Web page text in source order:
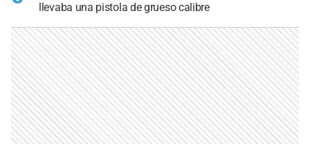
llevaba una pistola de grueso calibre